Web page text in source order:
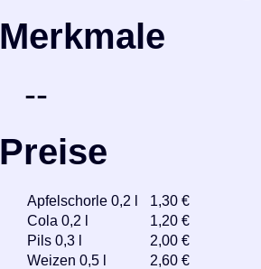
Merkmale
--
Preise
Apfelschorle 0,2 l
1,30 €
Cola 0,2 l
1,20 €
Pils 0,3 l
2,00 €
Weizen 0,5 l
2,60 €